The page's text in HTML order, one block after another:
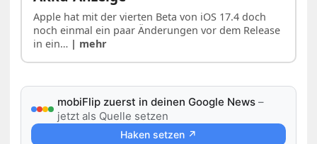
Apple hat mit der vierten Beta von iOS 17.4 doch
noch einmal ein paar Änderungen vor dem Release
in ein… | mehr
mobiFlip zuerst in deinen Google News –
jetzt als Quelle setzen
Haken setzen ↗